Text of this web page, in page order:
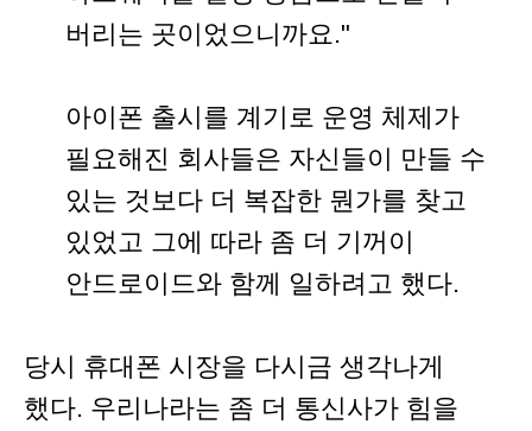
버리는 곳이었으니까요."
아이폰 출시를 계기로 운영 체제가
필요해진 회사들은 자신들이 만들 수
있는 것보다 더 복잡한 뭔가를 찾고
있었고 그에 따라 좀 더 기꺼이
안드로이드와 함께 일하려고 했다.
당시 휴대폰 시장을 다시금 생각나게
했다. 우리나라는 좀 더 통신사가 힘을